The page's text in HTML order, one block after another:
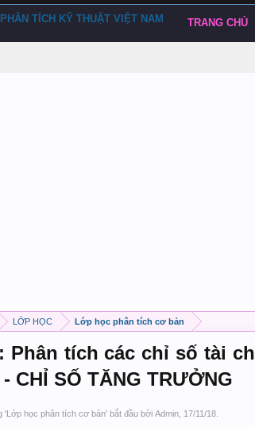
LỚP HỌC Lớp học phân tích cơ bản
Phân tích các chỉ số tài
CHỈ SỐ TĂNG TRƯỞNG
'Lớp học phân tích cơ bản' bắt đầu bởi Admin 17/11/18
TRANG CHỦ